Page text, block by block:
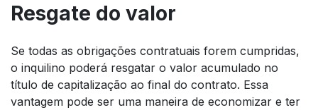
Resgate do valor
Se todas as obrigações contratuais forem cumpridas,
o inquilino poderá resgatar o valor acumulado no
título de capitalização ao final do contrato. Essa
vantagem pode ser uma maneira de economizar e ter